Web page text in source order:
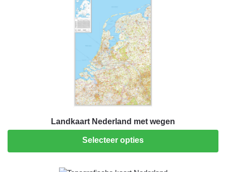
Landkaart Nederland met wegen
Selecteer opties